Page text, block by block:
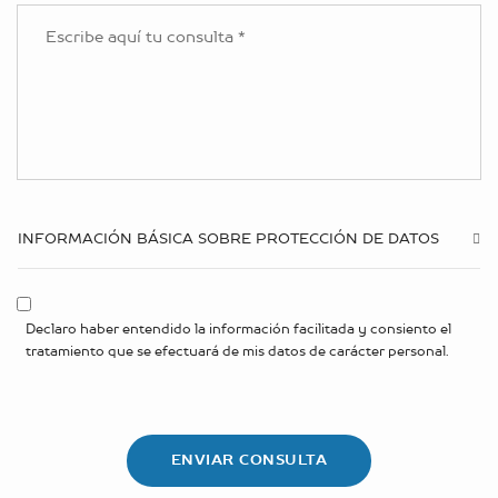
INFORMACIÓN BÁSICA SOBRE PROTECCIÓN DE DATOS
Declaro haber entendido la información facilitada y consiento el
tratamiento que se efectuará de mis datos de carácter personal.